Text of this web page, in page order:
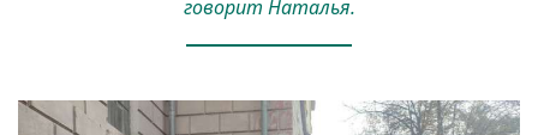
говорит Наталья.